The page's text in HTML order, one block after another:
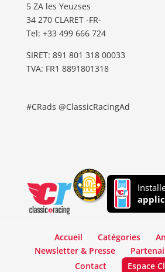
5 ZA les Yeuzses
34 270 CLARET -FR-
Tel: ‭+33 499 666 724‬
SIRET: 891 801 318 00033
TVA: FR1 8891801318
#CRads @ClassicRacingAd
Accueil Catégories
Newsletter & Presse
Contact
Espace